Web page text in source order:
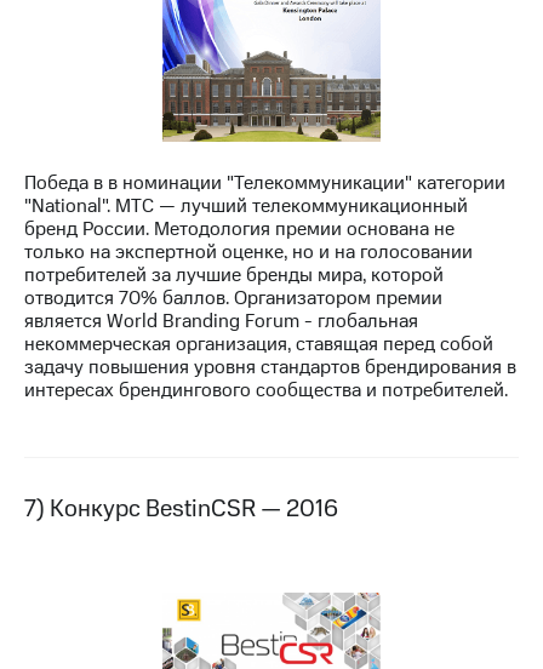
Победа в в номинации "Телекоммуникации" категории
"National". МТС — лучший телекоммуникационный
бренд России. Методология премии основана не
только на экспертной оценке, но и на голосовании
потребителей за лучшие бренды мира, которой
отводится 70% баллов. Организатором премии
является World Branding Forum - глобальная
некоммерческая организация, ставящая перед собой
задачу повышения уровня стандартов брендирования в
интересах брендингового сообщества и потребителей.
7) Конкурс BestinCSR — 2016